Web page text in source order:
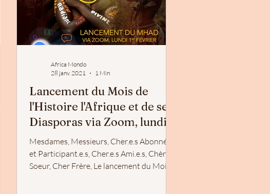
Africa Mondo
28 janv. 2021
1 Min
Lancement du Mois de
l'Histoire l'Afrique et de ses
Diasporas via Zoom, lundi
1er février
Mesdames, Messieurs, Cher.e.s Abonné.e.s
et Participant.e.s, Cher.e.s Ami.e.s, Chère
Soeur, Cher Frère, Le lancement du Mois